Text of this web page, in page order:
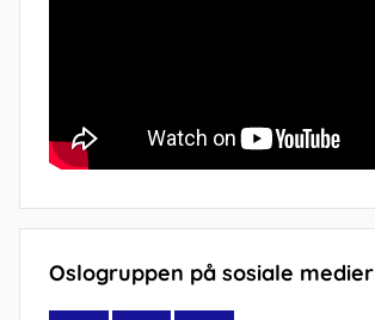
Oslogruppen på sosiale medier